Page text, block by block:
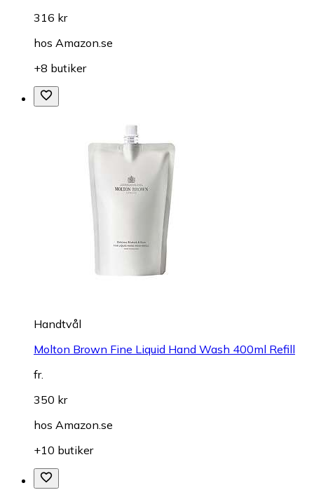
316 kr
hos Amazon.se
+8 butiker
Handtvål
Molton Brown Fine Liquid Hand Wash 400ml Refill
fr.
350 kr
hos Amazon.se
+10 butiker